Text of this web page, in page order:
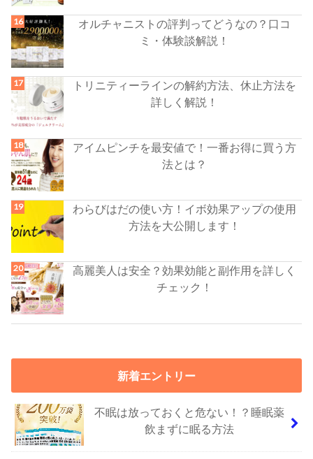
オルチャニストの評判ってどうなの？口コ
ミ・体験談解説！
トリニティーラインの解約方法、休止方法を
詳しく解説！
アイムピンチを最安値で！一番お得に買う方
法とは？
わらびはだの使い方！イボ効果アップの使用
方法を大公開します！
高麗美人は安全？効果効能と副作用を詳しく
チェック！
新着エントリー
不眠は放っておくと危ない！？睡眠薬
飲まずに眠る方法